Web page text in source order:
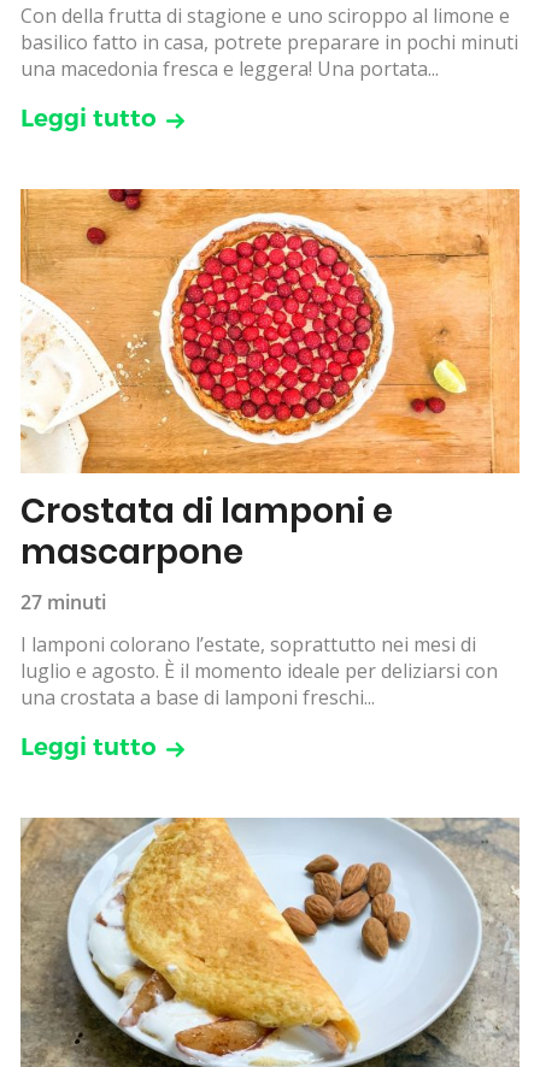
Con della frutta di stagione e uno sciroppo al limone e
basilico fatto in casa, potrete preparare in pochi minuti
una macedonia fresca e leggera! Una portata...
Leggi tutto
Crostata di lamponi e
mascarpone
27 minuti
I lamponi colorano l’estate, soprattutto nei mesi di
luglio e agosto. È il momento ideale per deliziarsi con
una crostata a base di lamponi freschi...
Leggi tutto